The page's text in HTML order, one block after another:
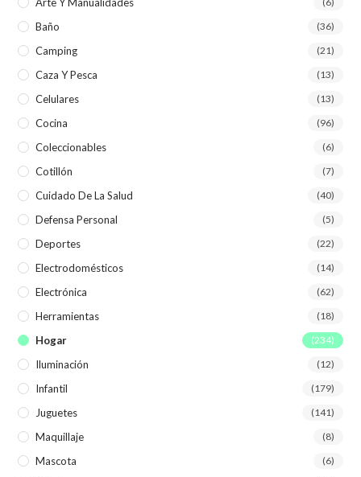
Baño (36)
Camping (21)
Caza Y Pesca (13)
Celulares (13)
Cocina (96)
Coleccionables (6)
Cotillón (7)
Cuidado De La Salud (40)
Defensa Personal (5)
Deportes (22)
Electrodomésticos (14)
Electrónica (62)
Herramientas (18)
Hogar (234)
Iluminación (12)
Infantil (179)
Juguetes (141)
Maquillaje (8)
Mascota (6)